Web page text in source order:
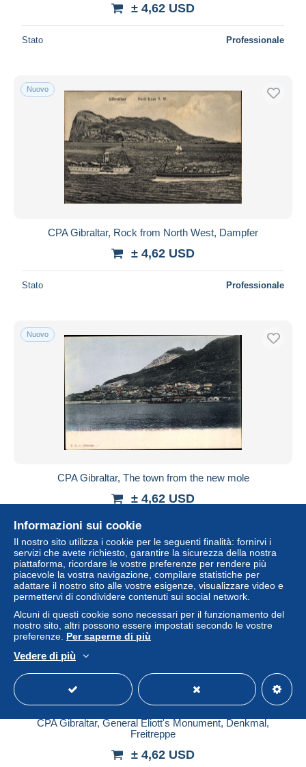
± 4,62 USD
Stato Professionale
Nuovo
CPA Gibraltar, Rock from North West, Dampfer
± 4,62 USD
Stato Professionale
Nuovo
CPA Gibraltar, The town from the new mole
± 4,62 USD
Stato
Nuovo
CPA Gibraltar, General Eliott's Monument, Denkmal,
Freitreppe
± 4,62 USD
Informazioni sui cookie
Il nostro sito utilizza i cookie per le seguenti finalità: fornirvi i
servizi che avete richiesto, garantire la sicurezza della nostra
piattaforma, ricordare le vostre preferenze per rendere più
piacevole la vostra navigazione, compilare statistiche per
adattare il nostro sito alle vostre esigenze, visualizzare video e
permettervi di condividere contenuti sui social network.
Alcuni di questi cookie sono necessari per il funzionamento del
nostro sito, altri possono essere impostati secondo le vostre
preferenze. Per saperne di più
Vedere di più